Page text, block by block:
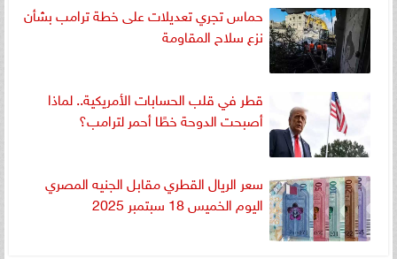
حماس تجري تعديلات على خطة ترامب بشأن
نزع سلاح المقاومة
قطر في قلب الحسابات الأمريكية.. لماذا
أصبحت الدوحة خطًا أحمر لترامب؟
سعر الريال القطري مقابل الجنيه المصري
اليوم الخميس 18 سبتمبر 2025